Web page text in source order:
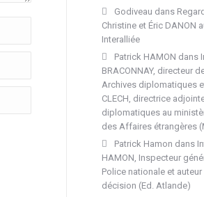
Godiveau dans
Christine et Éric DANON
Interalliée
Patrick HAMON dans
BRACONNAY, directeur
Archives diplomatiques
CLECH, directrice
diplomatiques au
des Affaires étrangères
Patrick Hamon dans
HAMON, Inspecteur
Police nationale et
décision (Ed. Atlande)